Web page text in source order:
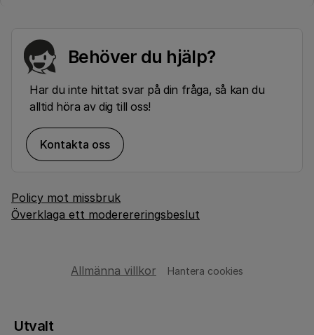
Behöver du hjälp?
Har du inte hittat svar på din fråga, så kan du
alltid höra av dig till oss!
Kontakta oss
Policy mot missbruk
Överklaga ett moderereringsbeslut
Allmänna villkor Hantera cookies
Utvalt